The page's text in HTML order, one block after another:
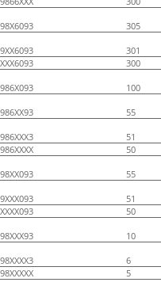
98X6093
305
9XX6093
301
XXX6093
300
986X093
100
986XX93
55
986XXX3
51
986XXXX
50
98XX093
55
9XXX093
51
XXXX093
50
98XXX93
10
98XXXX3
6
98XXXXX
5